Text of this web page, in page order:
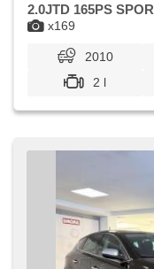
x169
2.0JTD 165PS
2010
2 l